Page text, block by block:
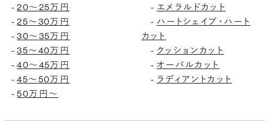
-20〜25万円
-25〜30万円
-30〜35万円
-35〜40万円
-40〜45万円
-45〜50万円
-50万円〜
- エメラルドカット
- ハートシェイプ・ハート
カット
- クッションカット
- オーバルカット
- ラディアントカット